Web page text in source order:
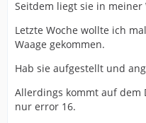
Seitdem liegt sie in meiner
Letzte Woche wollte ich
Waage gekommen.
Hab sie aufgestellt und
Allerdings kommt auf dem
nur error 16.